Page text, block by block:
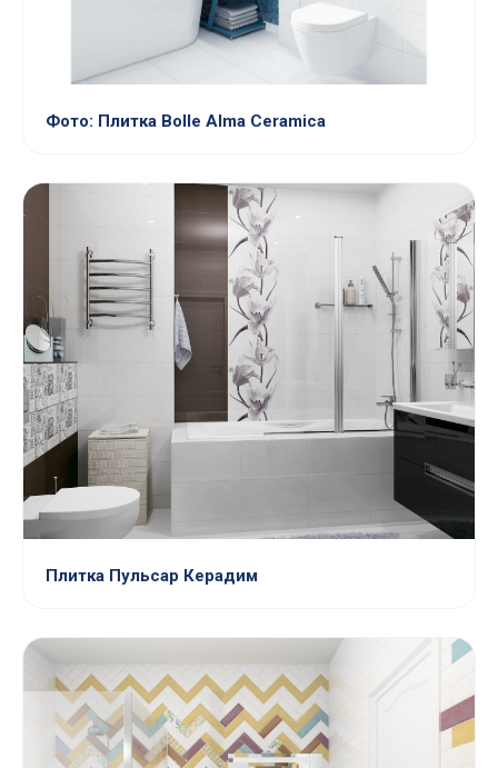
Фото: Плитка Bolle Alma Ceramica
Плитка Пульсар Керадим